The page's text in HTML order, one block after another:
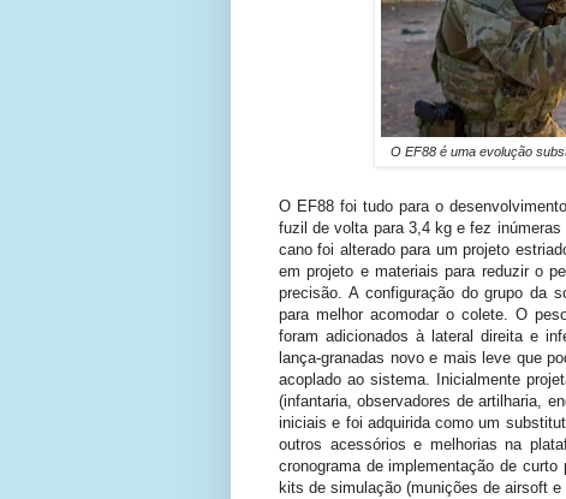
O EF88 é uma evolução
O EF88 foi tudo para o
fuzil de volta para 3,4 kg e fez
cano foi alterado para um projeto
em projeto e materiais para reduzir o
precisão. A configuração do grupo da
para melhor acomodar o colete. O
foram adicionados à lateral direita e
lança-granadas novo e mais leve que
acoplado ao sistema. Inicialmente
(infantaria, observadores de artilharia,
iniciais e foi adquirida como um
outros acessórios e melhorias na
cronograma de implementação de
kits de simulação (munições de airsoft